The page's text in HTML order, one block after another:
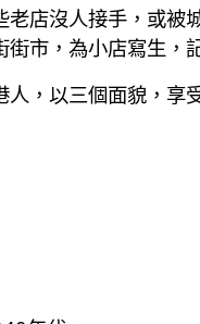
店沒人接手，或
市，為小店寫生，
，以三個面貌，享